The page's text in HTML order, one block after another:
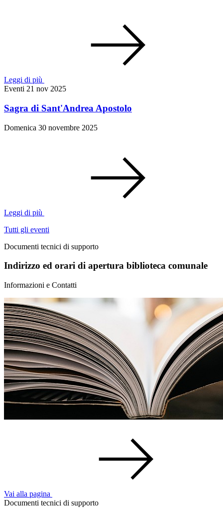
Leggi di più
Eventi 21 nov 2025
Sagra di Sant'Andrea Apostolo
Domenica 30 novembre 2025
Leggi di più
Tutti gli eventi
Documenti tecnici di supporto
Indirizzo ed orari di apertura biblioteca comunale
Informazioni e Contatti
Vai alla pagina
Documenti tecnici di supporto